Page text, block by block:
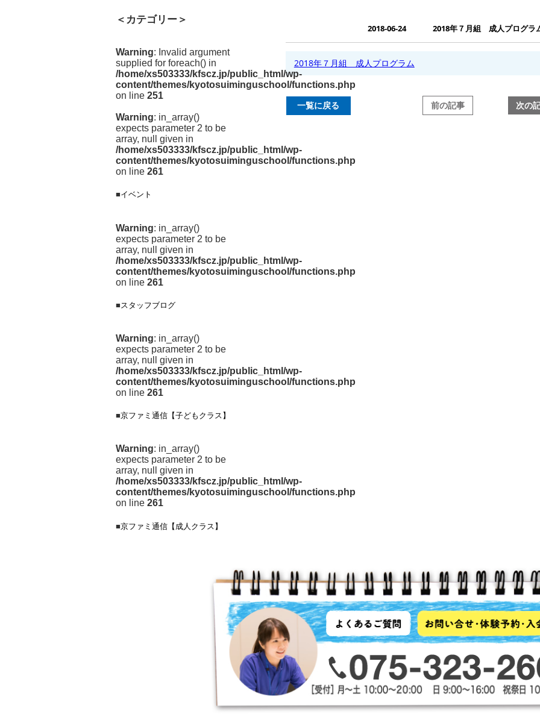
2018-06-24 2018年７月組 成人プログラ
2018年７月組 成人プログラム
一覧に戻る 前の記事 次の
＜カテゴリー＞
Warning: Invalid argument
supplied for foreach() in
/home/xs503333/kfscz.jp/public_html/wp-
content/themes/kyotosuiminguschool/functions.php
on line 251
Warning: in_array()
expects parameter 2 to be
array, null given in
/home/xs503333/kfscz.jp/public_html/wp-
content/themes/kyotosuiminguschool/functions.php
on line 261
■イベント
Warning: in_array()
expects parameter 2 to be
array, null given in
/home/xs503333/kfscz.jp/public_html/wp-
content/themes/kyotosuiminguschool/functions.php
on line 261
■スタッフブログ
Warning: in_array()
expects parameter 2 to be
array, null given in
/home/xs503333/kfscz.jp/public_html/wp-
content/themes/kyotosuiminguschool/functions.php
on line 261
■京ファミ通信【子どもクラス】
Warning: in_array()
expects parameter 2 to be
array, null given in
/home/xs503333/kfscz.jp/public_html/wp-
content/themes/kyotosuiminguschool/functions.php
on line 261
■京ファミ通信【成人クラス】